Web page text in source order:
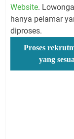
Website.
hanya pelamar
diproses.
Proses
yang